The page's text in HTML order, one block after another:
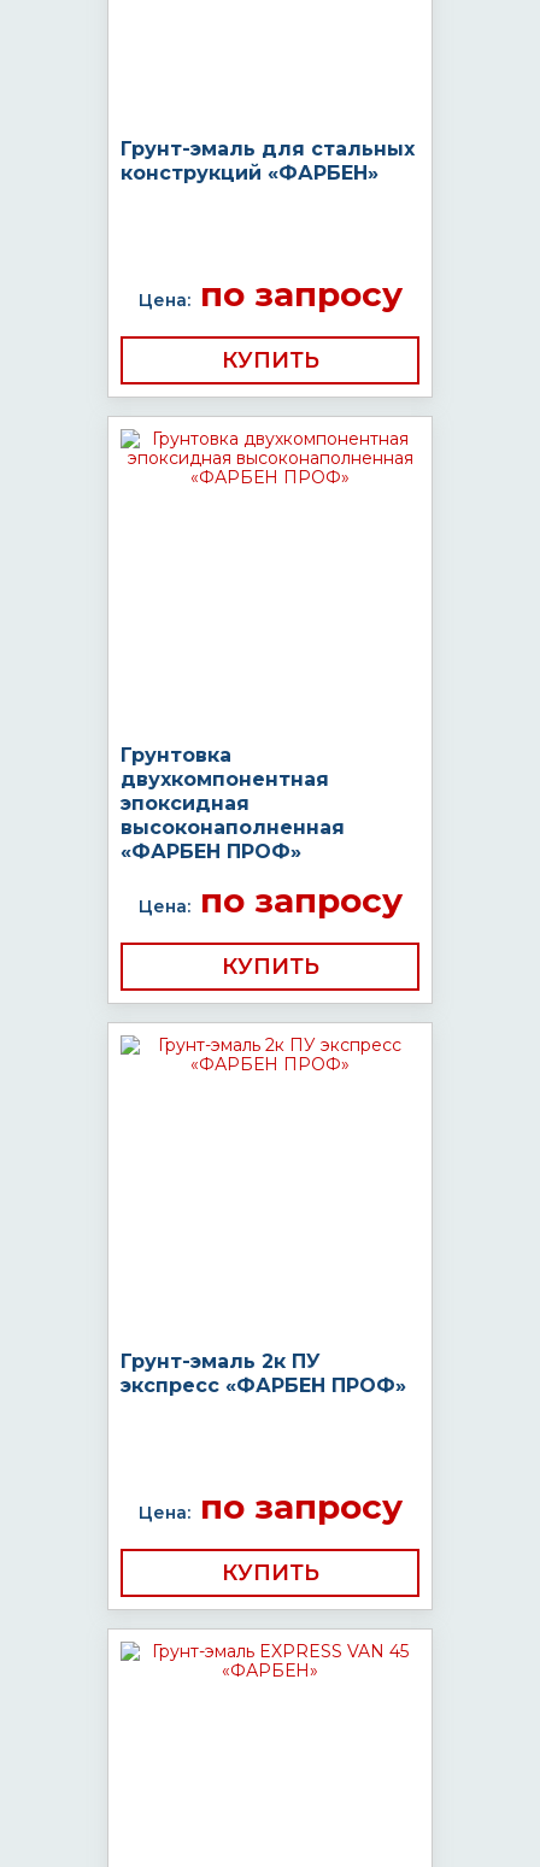
Грунт-эмаль для стальных
конструкций «ФАРБЕН»
Цена:по запросу
КУПИТЬ
Грунтовка
двухкомпонентная
эпоксидная
высоконаполненная
«ФАРБЕН ПРОФ»
Цена:по запросу
КУПИТЬ
Грунт-эмаль 2к ПУ
экспресс «ФАРБЕН ПРОФ»
Цена:по запросу
КУПИТЬ